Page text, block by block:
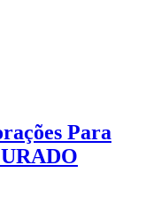
Para